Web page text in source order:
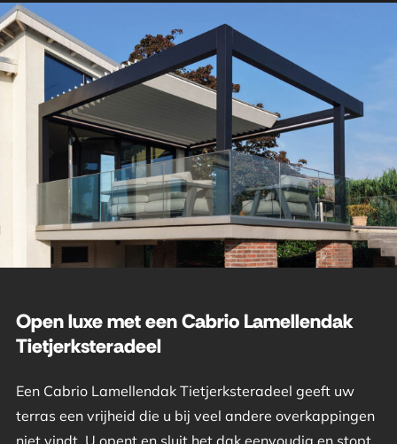
Open luxe met een Cabrio Lamellendak
Tietjerksteradeel
Een Cabrio Lamellendak Tietjerksteradeel geeft uw
terras een vrijheid die u bij veel andere overkappingen